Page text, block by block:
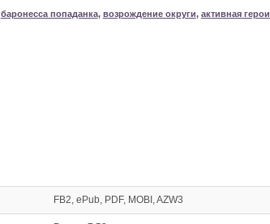
баронесса попаданка, возрождение округи, активная
FB2, ePub, PDF, MOBI, AZW3